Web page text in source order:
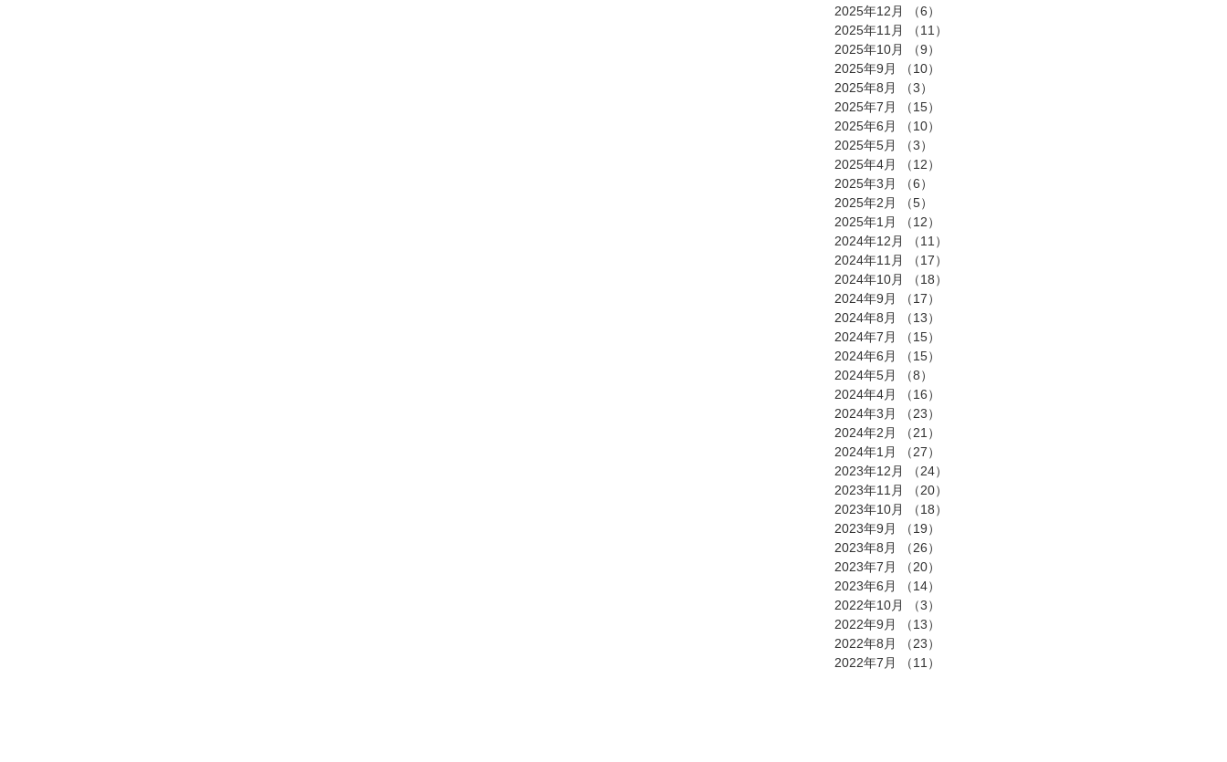
2025年12月
（6）
2025年11月
（11）
2025年10月
（9）
2025年9月
（10）
2025年8月
（3）
2025年7月
（15）
2025年6月
（10）
2025年5月
（3）
2025年4月
（12）
2025年3月
（6）
2025年2月
（5）
2025年1月
（12）
2024年12月
（11）
2024年11月
（17）
2024年10月
（18）
2024年9月
（17）
2024年8月
（13）
2024年7月
（15）
2024年6月
（15）
2024年5月
（8）
2024年4月
（16）
2024年3月
（23）
2024年2月
（21）
2024年1月
（27）
2023年12月
（24）
2023年11月
（20）
2023年10月
（18）
2023年9月
（19）
2023年8月
（26）
2023年7月
（20）
2023年6月
（14）
2022年10月
（3）
2022年9月
（13）
2022年8月
（23）
2022年7月
（11）